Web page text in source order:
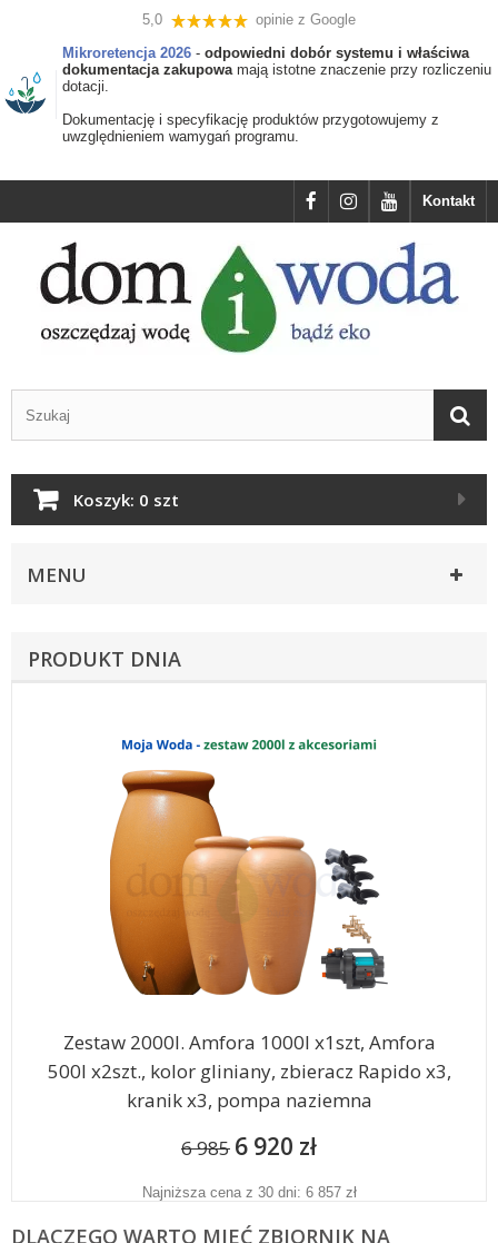
5,0
opinie z Google
Mikroretencja 2026 - odpowiedni dobór systemu i właściwa
dokumentacja zakupowamają istotne znaczenie przy rozliczeniu
dotacji.
Dokumentację i specyfikację produktów przygotowujemy z
uwzględnieniem wamygań programu.
Kontakt
Koszyk: 0 szt
MENU
PRODUKT DNIA
Zestaw 2000l. Amfora 1000l x1szt, Amfora
500l x2szt., kolor gliniany, zbieracz Rapido x3,
kranik x3, pompa naziemna
6 985 6 920 zł
Najniższa cena z 30 dni: 6 857 zł
DLACZEGO WARTO MIEĆ ZBIORNIK NA